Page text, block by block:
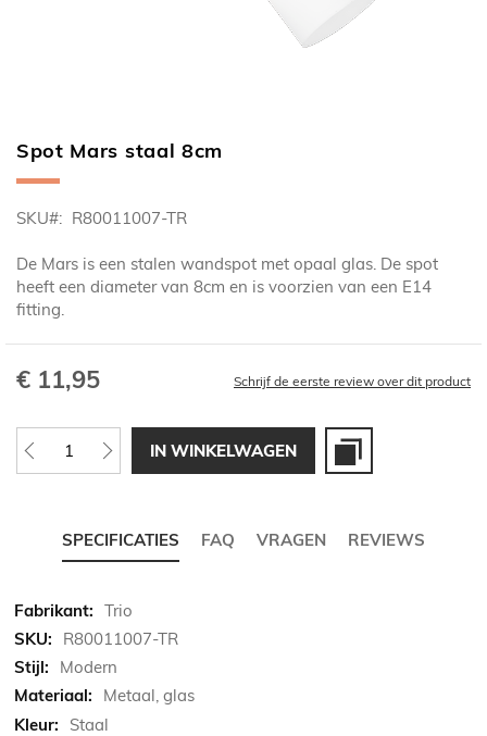
Ga
naar
begin
de
afbeeldingen-
gallerij
Spot Mars staal 8cm
SKU R80011007-TR
De Mars is een stalen wandspot met opaal glas. De spot
heeft een diameter van 8cm en is voorzien van een E14
fitting.
€ 11,95 Schrijf de eerste review over dit product
IN WINKELWAGEN
SPECIFICATIES FAQ VRAGEN REVIEWS
Meer
informatie
Trio
R80011007-TR
Modern
Metaal, glas
Staal